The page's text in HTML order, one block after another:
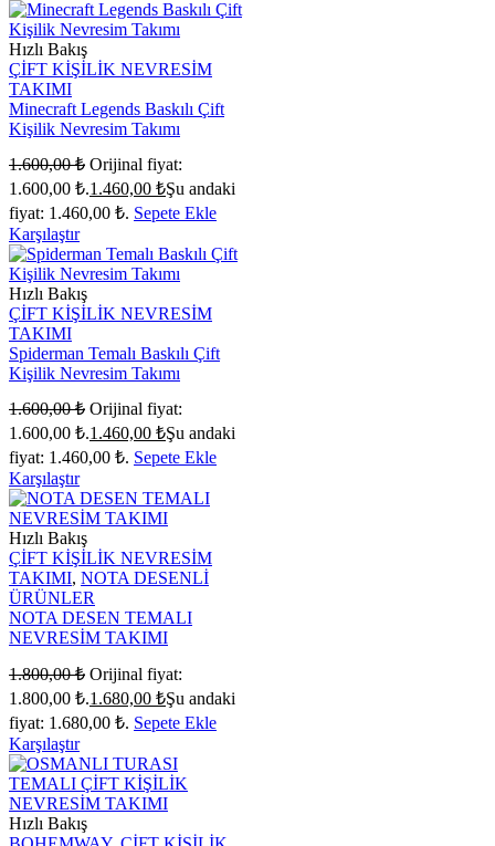
Hızlı Bakış
ÇİFT KİŞİLİK NEVRESİM
TAKIMI
Minecraft Legends Baskılı Çift
Kişilik Nevresim Takımı
1.600,00₺ Orijinal fiyat:
1.600,00 ₺.1.460,00 ₺Şu andaki
fiyat: 1.460,00 ₺. Sepete Ekle
Karşılaştır
Hızlı Bakış
ÇİFT KİŞİLİK NEVRESİM
TAKIMI
Spiderman Temalı Baskılı Çift
Kişilik Nevresim Takımı
1.600,00₺ Orijinal fiyat:
1.600,00 ₺.1.460,00 ₺Şu andaki
fiyat: 1.460,00 ₺. Sepete Ekle
Karşılaştır
Hızlı Bakış
ÇİFT KİŞİLİK NEVRESİM
TAKIMI, NOTA DESENLİ
ÜRÜNLER
NOTA DESEN TEMALI
NEVRESİM TAKIMI
1.800,00₺ Orijinal fiyat:
1.800,00 ₺.1.680,00 ₺Şu andaki
fiyat: 1.680,00 ₺. Sepete Ekle
Karşılaştır
Hızlı Bakış